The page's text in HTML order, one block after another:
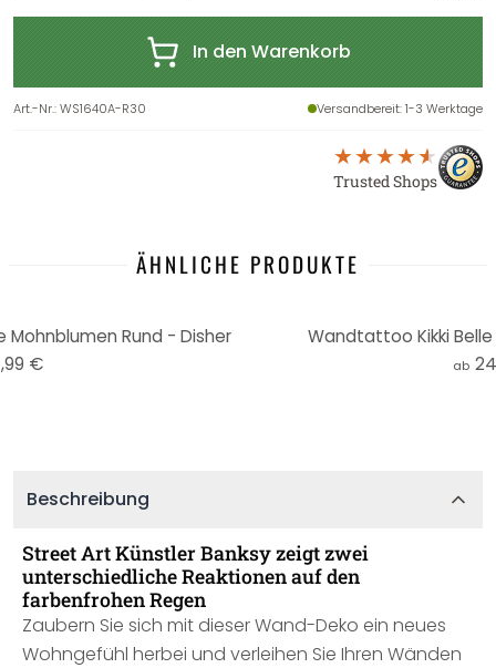
In den Warenkorb
Art.-Nr.:WS1640A-R30 Versandbereit: 1-3 Werktage
Trusted Shops
ÄHNLICHE PRODUKTE
Rund - Disher
€
Wandtattoo Kikki
ab
Beschreibung
Street Art Künstler Banksy zeigt zwei
unterschiedliche Reaktionen auf den
farbenfrohen Regen
Zaubern Sie sich mit dieser Wand-Deko ein neues
Wohngefühl herbei und verleihen Sie Ihren Wänden